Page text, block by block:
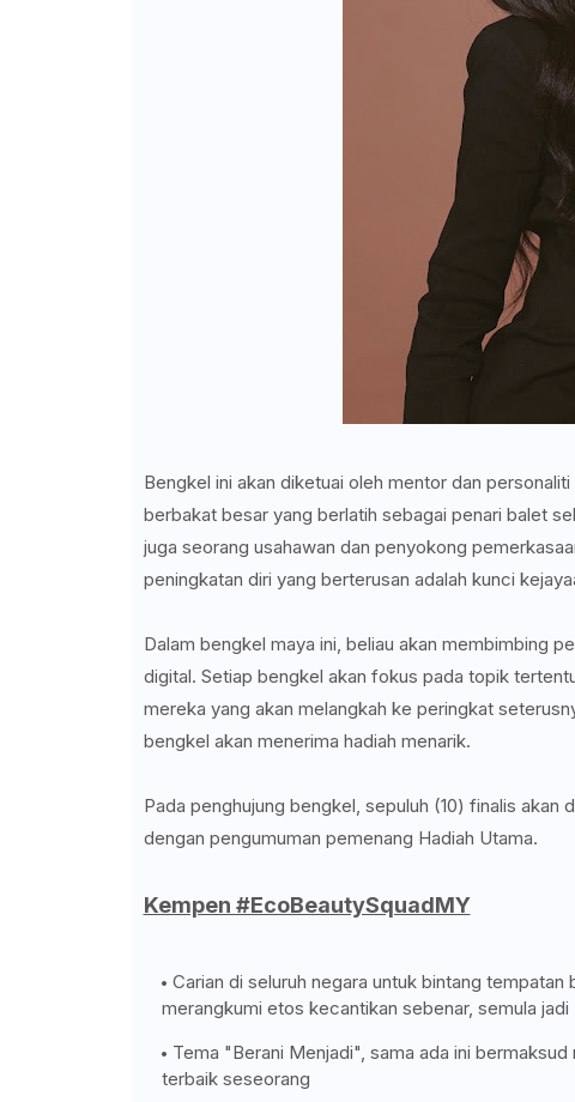
Bengkel ini akan diketuai oleh mentor dan
berbakat besar yang berlatih sebagai penari balet
juga seorang usahawan dan penyokong
peningkatan diri yang berterusan adalah kunci
Dalam bengkel maya ini, beliau akan membimbing
digital. Setiap bengkel akan fokus pada topik
mereka yang akan melangkah ke peringkat
bengkel akan menerima hadiah menarik.
Pada penghujung bengkel, sepuluh (10) finalis akan
dengan pengumuman pemenang Hadiah Utama.
Kempen #EcoBeautySquadMY
Carian di seluruh negara untuk bintang
merangkumi etos kecantikan sebenar, semula jadi
Tema "Berani Menjadi", sama ada ini
terbaik seseorang